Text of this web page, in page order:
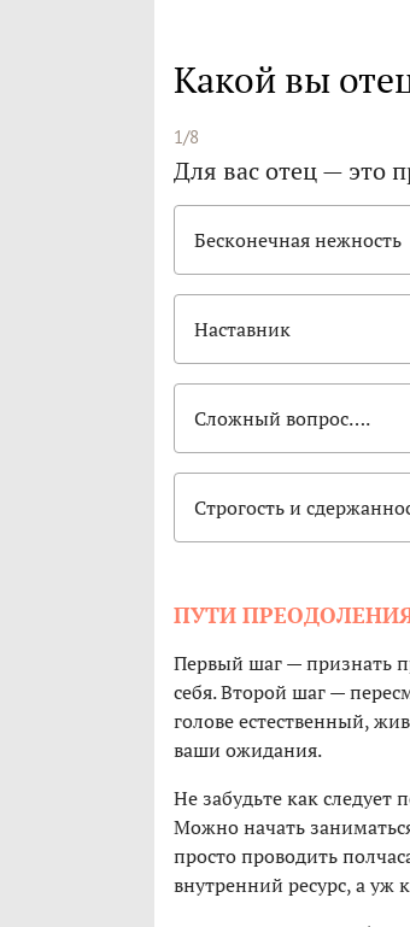
Какой вы
1/8
Для вас отец — это
Бесконечная нежность
Наставник
Сложный вопрос….
Строгость и
ПУТИ
Первый шаг — признать
себя. Второй шаг —
голове естественный,
ваши ожидания.
Не забудьте как следует
Можно начать
просто проводить
внутренний ресурс, а